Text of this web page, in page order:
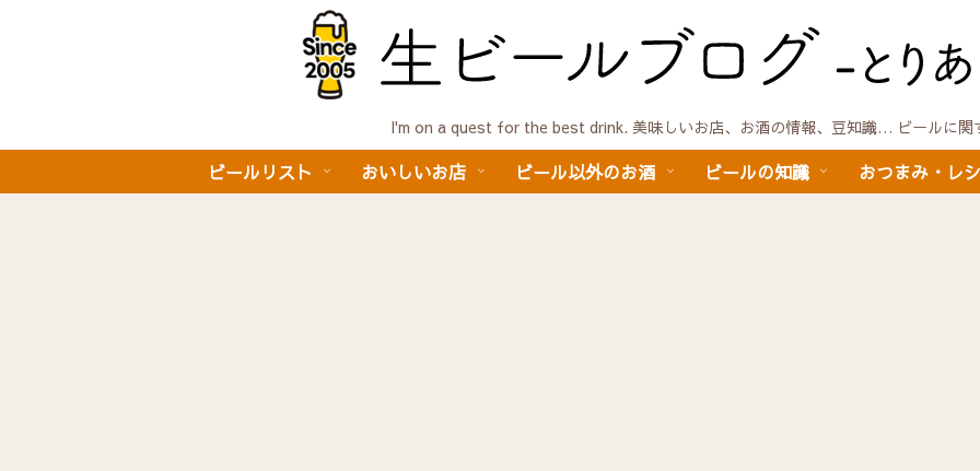
I'm on a quest for the best drink. 美味しいお店、お酒の情報、豆知識… ビールに関
ビールリスト おいしいお店 ビール以外のお酒 ビールの知識 おつまみ・レ